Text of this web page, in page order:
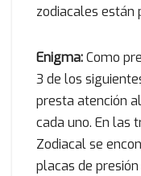
zodiacales están
Enigma:Como
3 de los
presta atención
cada uno. En las
Zodiacal se
placas de